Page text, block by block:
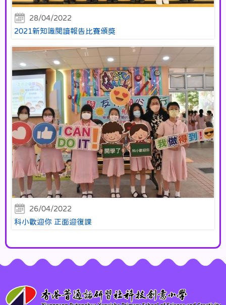
28/04/2022
2021新知識閱讀報告比賽頒獎
26/04/2022
科小歡迎你 正面迎復課